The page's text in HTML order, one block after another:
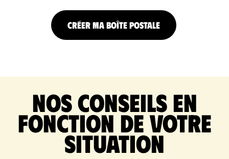
CRÉER MA BOÎTE POSTALE
Nos conseils en
fonction de votre
situation